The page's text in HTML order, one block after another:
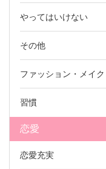
やってはいけない
その他
ファッション・メイク
習慣
恋愛
恋愛充実